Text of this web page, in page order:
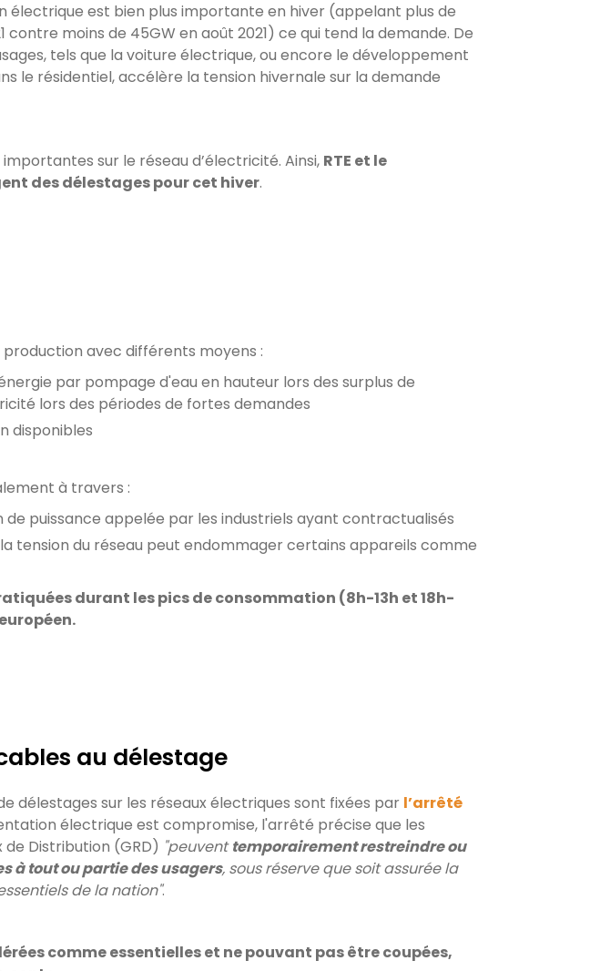
électrique est bien plus importante en hiver (appelant plus de
contre moins de 45GW en août 2021) ce qui tend la demande. De
tels que la voiture électrique, ou encore le développement
le résidentiel, accélère la tension hivernale sur la demande
sur le réseau d’électricité. Ainsi, RTE et le
des délestages pour cet hiver.
avec différents moyens :
par pompage d'eau en hauteur lors des surplus de
lors des périodes de fortes demandes
disponibles
à travers :
puissance appelée par les industriels ayant contractualisés
tension du réseau peut endommager certains appareils comme
durant les pics de consommation (8h-13h et 18h-
au délestage
délestages sur les réseaux électriques sont fixées par l’arrêté
électrique est compromise, l'arrêté précise que les
de Distribution (GRD) "peuventtemporairement restreindre ou
à tout ou partie des usagers, sous réserve que soit assurée la
de la nation".
comme essentielles et ne pouvant pas être coupées,